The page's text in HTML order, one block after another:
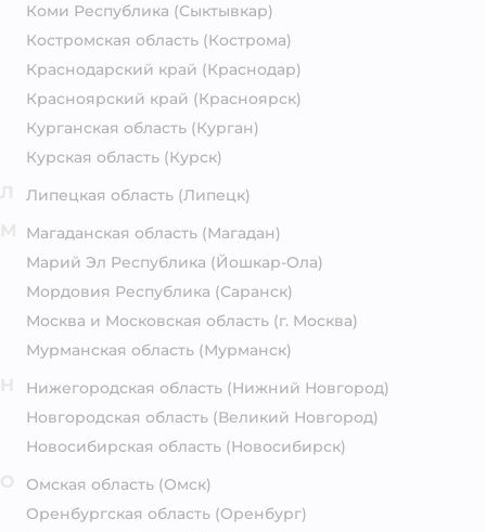
Коми Республика (Сыктывкар)
Костромская область (Кострома)
Краснодарский край (Краснодар)
Красноярский край (Красноярск)
Курганская область (Курган)
Курская область (Курск)
Липецкая область (Липецк)
Магаданская область (Магадан)
Марий Эл Республика (Йошкар-Ола)
Мордовия Республика (Саранск)
Москва и Московская область (г. Москва)
Мурманская область (Мурманск)
Нижегородская область (Нижний Новгород)
Новгородская область (Великий Новгород)
Новосибирская область (Новосибирск)
Омская область (Омск)
Оренбургская область (Оренбург)